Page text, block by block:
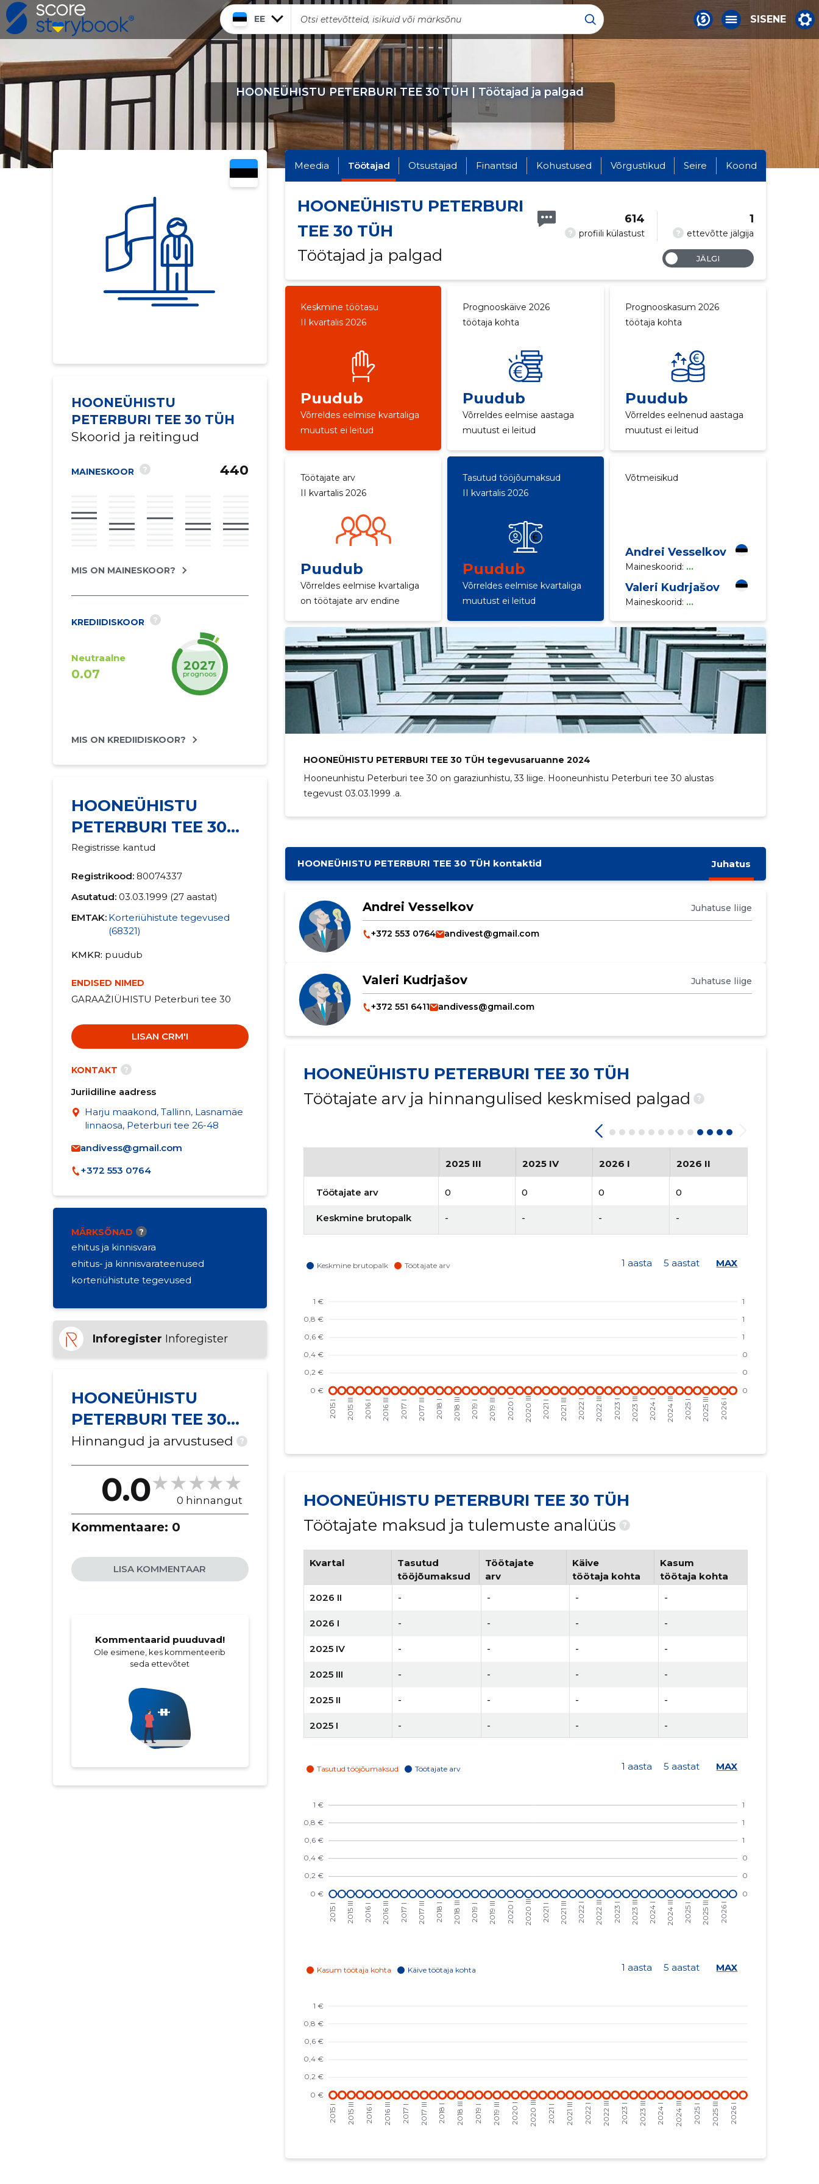
EE SISENE
HOONEÜHISTU PETERBURI TEE 30 TÜH | Töötajad ja palgad
HOONEÜHISTU
PETERBURI TEE 30 TÜH
Skoorid ja reitingud
MAINESKOOR ? 440
MIS ON MAINESKOOR?
KREDIIDISKOOR ?
Neutraalne
0.07
2027
prognoos
MIS ON KREDIIDISKOOR?
HOONEÜHISTU
PETERBURI TEE 30
TÜH
Registrisse kantud
Registrikood: 80074337
Asutatud: 03.03.1999 (27 aastat)
EMTAK: Korteriühistute tegevused
(68321)
KMKR puudub
ENDISED NIMED
GARAAŽIÜHISTU Peterburi tee 30
LISAN CRM'I
KONTAKT ?
Juriidiline aadress
Harju maakond, Tallinn, Lasnamäe
linnaosa, Peterburi tee 26-48
andivess@gmail.com
+372 553 0764
MÄRKSÕNAD ?
ehitus ja kinnisvara
ehitus- ja kinnisvarateenused
korteriühistute tegevused
Inforegister Inforegister
HOONEÜHISTU
PETERBURI TEE 30
TÜH
Hinnangud ja arvustused ?
0.0 0 hinnangut
Kommentaare: 0
LISA KOMMENTAAR
Kommentaarid puuduvad!
Ole esimene, kes kommenteerib
seda ettevõtet
Meedia Töötajad Otsustajad Finantsid Kohustused Võrgustikud Seire Koond
HOONEÜHISTU PETERBURI
TEE 30 TÜH
Töötajad ja palgad
? profiili külastust
614
? ettevõtte jälgija
1
JÄLGI
Keskmine töötasu
II kvartalis 2026
Puudub
Võrreldes eelmise kvartaliga
muutust ei leitud
Prognooskäive 2026
töötaja kohta
Puudub
Võrreldes eelmise aastaga
muutust ei leitud
Prognooskasum 2026
töötaja kohta
Puudub
Võrreldes eelnenud aastaga
muutust ei leitud
Töötajate arv
II kvartalis 2026
Puudub
Võrreldes eelmise kvartaliga
on töötajate arv endine
Tasutud tööjõumaksud
II kvartalis 2026
Puudub
Võrreldes eelmise kvartaliga
muutust ei leitud
Võtmeisikud
Andrei Vesselkov
Maineskoorid: ...
Valeri Kudrjašov
Maineskoorid: ...
HOONEÜHISTU PETERBURI TEE 30 TÜH tegevusaruanne 2024
Hooneunhistu Peterburi tee 30 on garaziunhistu, 33 liige. Hooneunhistu Peterburi tee 30 alustas
tegevust 03.03.1999 .a.
HOONEÜHISTU PETERBURI TEE 30 TÜH kontaktid Juhatus
Andrei Vesselkov Juhatuse liige
+372 553 0764 andivest@gmail.com
Valeri Kudrjašov Juhatuse liige
+372 551 6411 andivess@gmail.com
HOONEÜHISTU PETERBURI TEE 30 TÜH
Töötajate arv ja hinnangulised keskmised palgad
?
2025 III 2025 IV 2026 I 2026 II
Töötajate arv 0 0 0 0
Keskmine brutopalk - - - -
1 aasta 5 aastat MAX
HOONEÜHISTU PETERBURI TEE 30 TÜH
Töötajate maksud ja tulemuste analüüs
?
Kvartal
Tasutud
tööjõumaksud
Töötajate
arv
Käive
töötaja kohta
Kasum
töötaja kohta
2026 II
- - - -
2026 I - - - -
2025 IV - - - -
2025 III - - - -
2025 II - - - -
2025 I - - - -
2024 III
2024 II - - - -
2024 I
2023 IV
2023 III - - - -
2023 II - - -
2022 II
2021 IV
2021 III
2021 II
2020 IV - - - -
1 aasta 5 aastat MAX
1 aasta 5 aastat MAX